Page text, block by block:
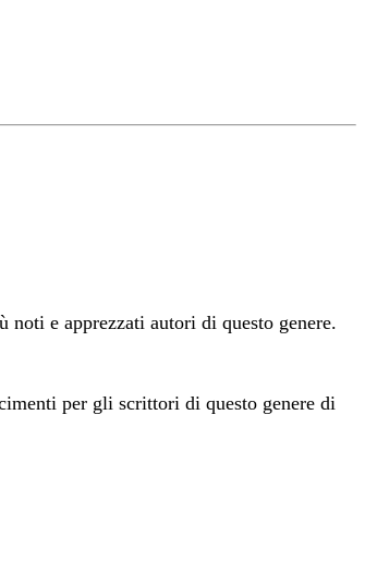
noti e apprezzati autori di questo genere.
per gli scrittori di questo genere di